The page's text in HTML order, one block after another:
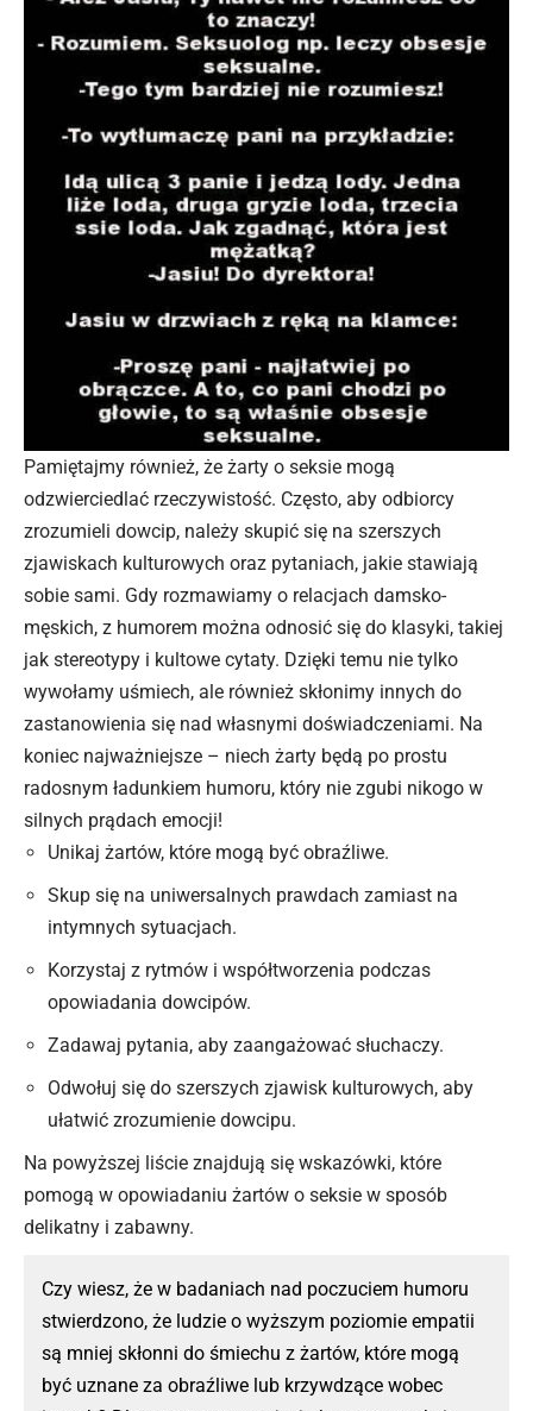
Pamiętajmy również, że żarty o seksie mogą
odzwierciedlać rzeczywistość. Często, aby odbiorcy
zrozumieli dowcip, należy skupić się na szerszych
zjawiskach kulturowych oraz pytaniach, jakie stawiają
sobie sami. Gdy rozmawiamy o relacjach damsko-
męskich, z humorem można odnosić się do klasyki, takiej
jak stereotypy i kultowe cytaty. Dzięki temu nie tylko
wywołamy uśmiech, ale również skłonimy innych do
zastanowienia się nad własnymi doświadczeniami. Na
koniec najważniejsze – niech żarty będą po prostu
radosnym ładunkiem humoru, który nie zgubi nikogo w
silnych prądach emocji!
Unikaj żartów, które mogą być obraźliwe.
Skup się na uniwersalnych prawdach zamiast na
intymnych sytuacjach.
Korzystaj z rytmów i współtworzenia podczas
opowiadania dowcipów.
Zadawaj pytania, aby zaangażować słuchaczy.
Odwołuj się do szerszych zjawisk kulturowych, aby
ułatwić zrozumienie dowcipu.
Na powyższej liście znajdują się wskazówki, które
pomogą w opowiadaniu żartów o seksie w sposób
delikatny i zabawny.
Czy wiesz, że w badaniach nad poczuciem humoru
stwierdzono, że ludzie o wyższym poziomie empatii
są mniej skłonni do śmiechu z żartów, które mogą
być uznane za obraźliwe lub krzywdzące wobec